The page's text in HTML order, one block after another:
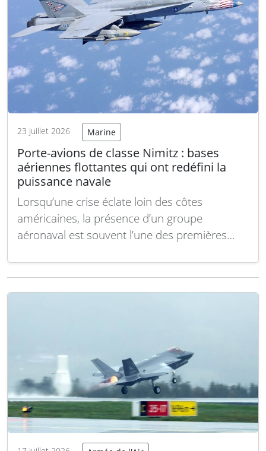
23 juillet 2026 Marine
Porte-avions de classe Nimitz : bases
aériennes flottantes qui ont redéfini la
puissance navale
Lorsqu’une crise éclate loin des côtes
américaines, la présence d’un groupe
aéronaval est souvent l’une des premières
ans, les porte-avions de classe Nimitz